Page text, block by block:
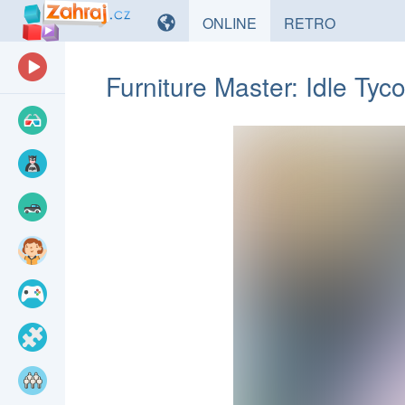
ONLINE HRYRETROHRY
Furniture Master: Idle